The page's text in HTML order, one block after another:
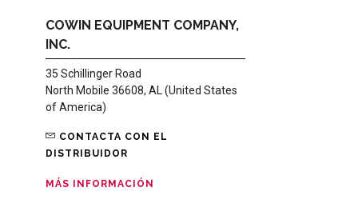
COWIN EQUIPMENT COMPANY,
INC.
35 Schillinger Road
North Mobile 36608, AL (United States
of America)
CONTACTA CON EL
DISTRIBUIDOR
MÁS INFORMACIÓN